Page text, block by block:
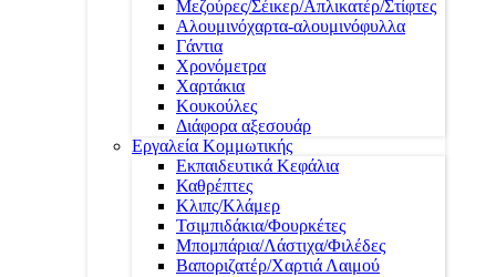
Μεζούρες/Σέικερ/Απλικατέρ/Στίφτες
Αλουμινόχαρτα-αλουμινόφυλλα
Γάντια
Χρονόμετρα
Χαρτάκια
Κουκούλες
Διάφορα αξεσουάρ
Εργαλεία Κομμωτικής
Εκπαιδευτικά Κεφάλια
Καθρέπτες
Κλιπς/Κλάμερ
Τσιμπιδάκια/Φουρκέτες
Μπομπάρια/Λάστιχα/Φιλέδες
Βαποριζατέρ/Χαρτιά Λαιμού